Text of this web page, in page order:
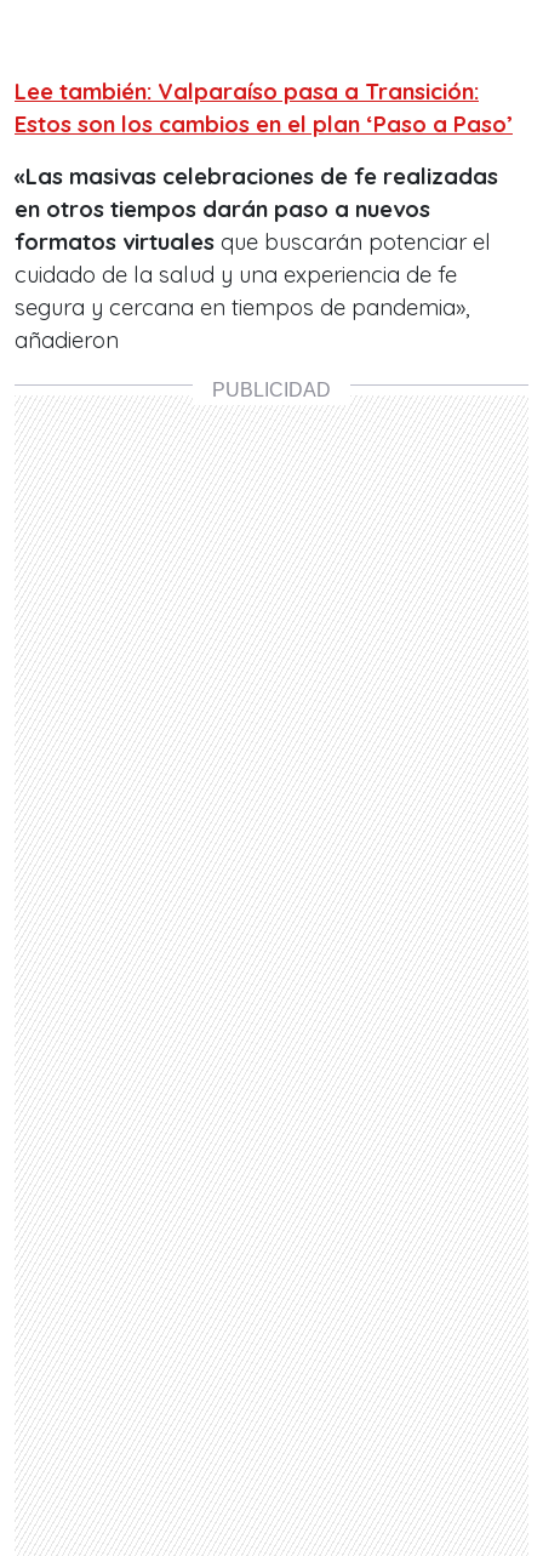
Lee también: Valparaíso pasa a Transición:
Estos son los cambios en el plan ‘Paso a Paso’
«Las masivas celebraciones de fe realizadas
en otros tiempos darán paso a nuevos
formatos virtuales que buscarán potenciar el
cuidado de la salud y una experiencia de fe
segura y cercana en tiempos de pandemia»,
añadieron